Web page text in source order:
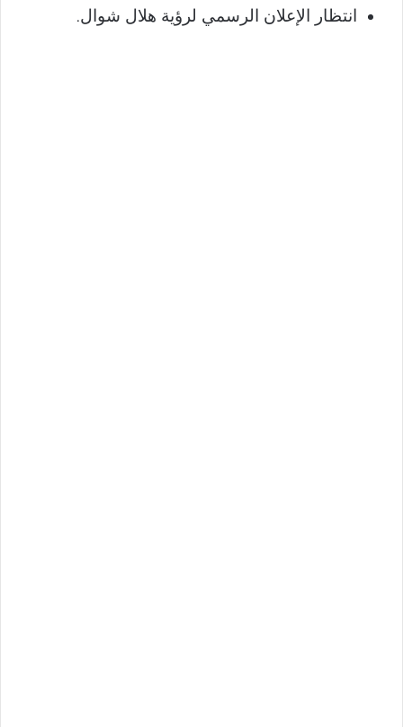
انتظار الإعلان الرسمي لرؤية هلال شوال.